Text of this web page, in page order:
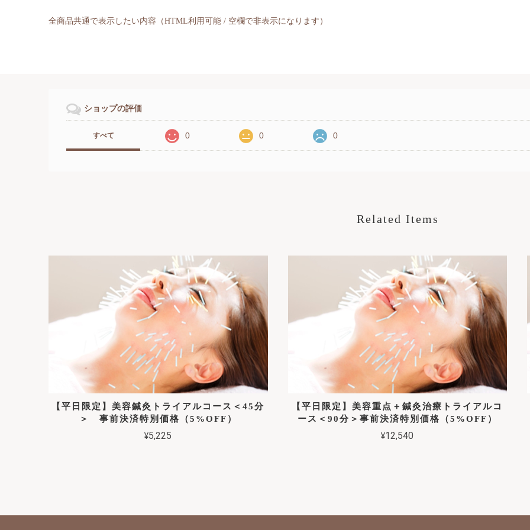
全商品共通で表示したい内容（HTML利用可能 / 空欄で非表示になります）
ショップの評価
すべて 0 0 0
Related Items
【平日限定】美容鍼灸トライアルコース＜45分
＞ 事前決済特別価格（5%OFF）
¥5,225
【平日限定】美容重点＋鍼灸治療トライアルコ
ース＜90分＞事前決済特別価格（5%OFF）
¥12,540